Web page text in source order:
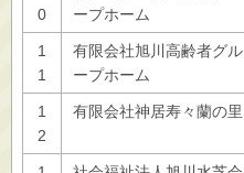
0
ープホーム
1
1
有限会社旭川高齢者グル
ープホーム
1
2
有限会社神居寿々蘭の里